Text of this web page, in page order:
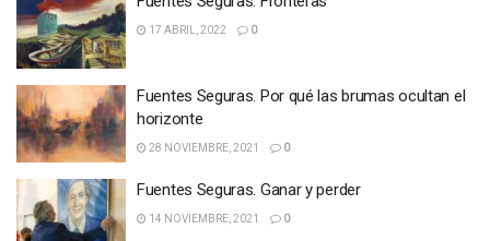
17 ABRIL, 2022 0
Fuentes Seguras. Por qué las brumas ocultan el
horizonte
28 NOVIEMBRE, 2021 0
Fuentes Seguras. Ganar y perder
14 NOVIEMBRE, 2021 0